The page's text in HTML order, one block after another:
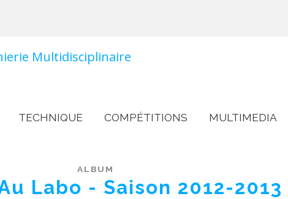
TECHNIQUE COMPÉTITIONS MULTIMEDIA
ALBUM
Labo - Saison 2012-2013